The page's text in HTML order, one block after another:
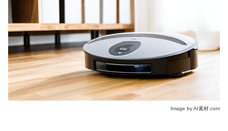
Image by AI素材.com